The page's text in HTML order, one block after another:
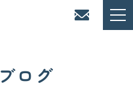
ログ